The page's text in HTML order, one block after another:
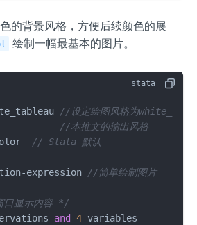
的背景风格，方便后续颜色的展
绘制一幅最基本的图片。
//设定绘图风格为
//本推文的输出风格
// Stata 默认
//简单绘制图片
显示内容 */
and 4 variables